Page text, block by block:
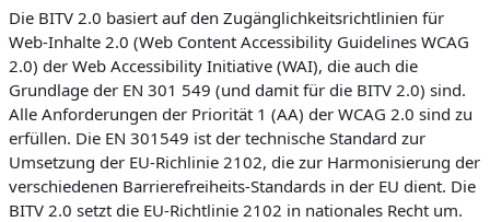
Die BITV 2.0 basiert auf den Zugänglichkeitsrichtlinien für
Web-Inhalte 2.0 (Web Content Accessibility Guidelines WCAG
2.0) der Web Accessibility Initiative (WAI), die auch die
Grundlage der EN 301 549 (und damit für die BITV 2.0) sind.
Alle Anforderungen der Priorität 1 (AA) der WCAG 2.0 sind zu
erfüllen. Die EN 301549 ist der technische Standard zur
Umsetzung der EU-Richlinie 2102, die zur Harmonisierung der
verschiedenen Barrierefreiheits-Standards in der EU dient. Die
BITV 2.0 setzt die EU-Richtlinie 2102 in nationales Recht um.